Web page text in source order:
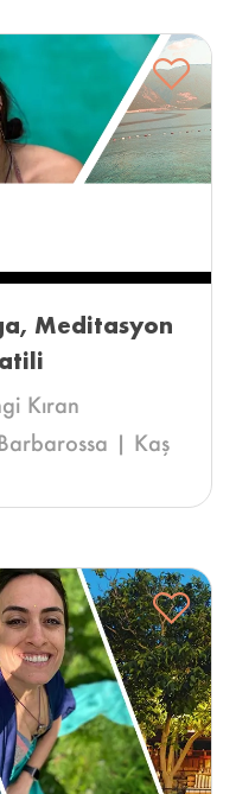
Meditasyon
Kıran
| Kaş